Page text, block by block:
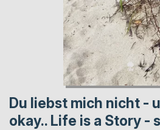
Du liebst mich nicht -
okay.. Life is a Story -